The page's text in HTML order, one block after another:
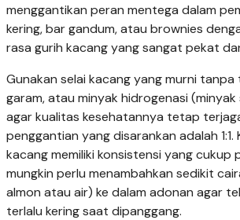
menggantikan peran mentega dalam
kering, bar gandum, atau brownies
rasa gurih kacang yang sangat pekat
Gunakan selai kacang yang murni tanpa
garam, atau minyak hidrogenasi
agar kualitas kesehatannya tetap
penggantian yang disarankan adalah 1:1.
kacang memiliki konsistensi yang cukup
mungkin perlu menambahkan sedikit
almon atau air) ke dalam adonan agar
terlalu kering saat dipanggang.